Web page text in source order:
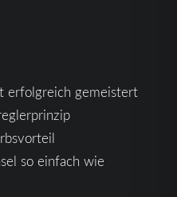
erfolgreich gemeistert
so einfach wie